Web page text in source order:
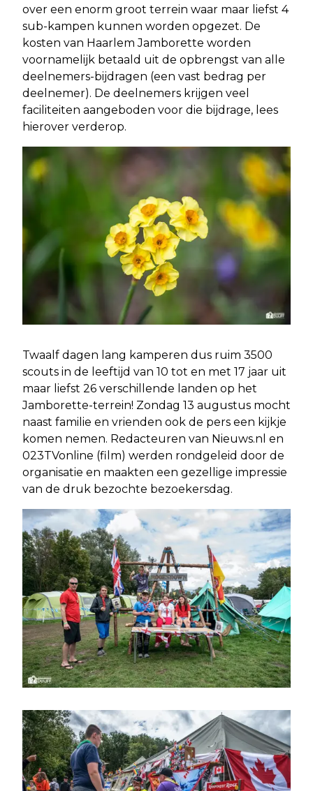
over een enorm groot terrein waar maar liefst 4
sub-kampen kunnen worden opgezet. De
kosten van Haarlem Jamborette worden
voornamelijk betaald uit de opbrengst van alle
deelnemers-bijdragen (een vast bedrag per
deelnemer). De deelnemers krijgen veel
faciliteiten aangeboden voor die bijdrage, lees
hierover verderop.
Twaalf dagen lang kamperen dus ruim 3500
scouts in de leeftijd van 10 tot en met 17 jaar uit
maar liefst 26 verschillende landen op het
Jamborette-terrein! Zondag 13 augustus mocht
naast familie en vrienden ook de pers een kijkje
komen nemen. Redacteuren van Nieuws.nl en
023TVonline (film) werden rondgeleid door de
organisatie en maakten een gezellige impressie
van de druk bezochte bezoekersdag.